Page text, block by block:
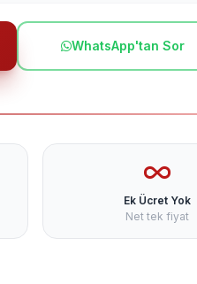
WhatsApp'tan Sor
Ek Ücret Yok
Net tek fiyat